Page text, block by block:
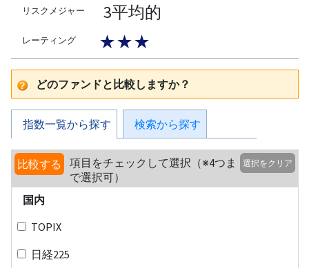
リスクメジャー 3平均的
レーティング ★★★
どのファンドと比較しますか？
指数一覧から探す 検索から探す
比較する
項目をチェックして選択（※4つま
で選択可）
選択をクリア
国内
TOPIX
日経225